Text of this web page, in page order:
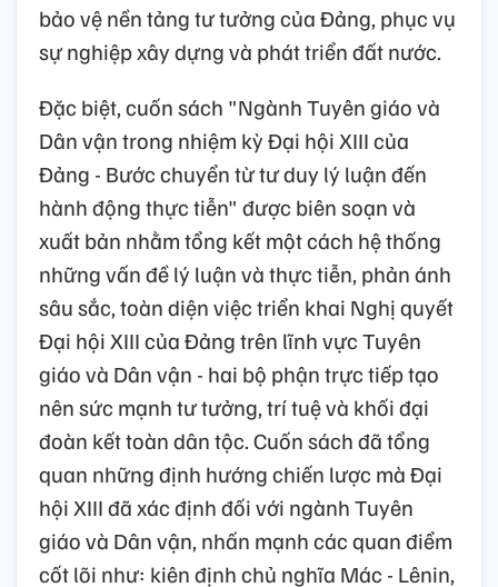
bảo vệ nền tảng tư tưởng của Đảng, phục vụ
sự nghiệp xây dựng và phát triển đất nước.
Đặc biệt, cuốn sách "Ngành Tuyên giáo và
Dân vận trong nhiệm kỳ Đại hội XIII của
Đảng - Bước chuyển từ tư duy lý luận đến
hành động thực tiễn" được biên soạn và
xuất bản nhằm tổng kết một cách hệ thống
những vấn đề lý luận và thực tiễn, phản ánh
sâu sắc, toàn diện việc triển khai Nghị quyết
Đại hội XIII của Đảng trên lĩnh vực Tuyên
giáo và Dân vận - hai bộ phận trực tiếp tạo
nên sức mạnh tư tưởng, trí tuệ và khối đại
đoàn kết toàn dân tộc. Cuốn sách đã tổng
quan những định hướng chiến lược mà Đại
hội XIII đã xác định đối với ngành Tuyên
giáo và Dân vận, nhấn mạnh các quan điểm
cốt lõi như: kiên định chủ nghĩa Mác - Lênin,